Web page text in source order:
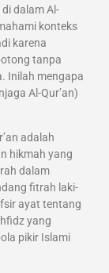
dalam Al-
konteks
karena
tanpa
Inilah mengapa
Al-Qur’an)
adalah
hikmah yang
dalam
fitrah laki-
ayat tentang
yang
pikir Islami